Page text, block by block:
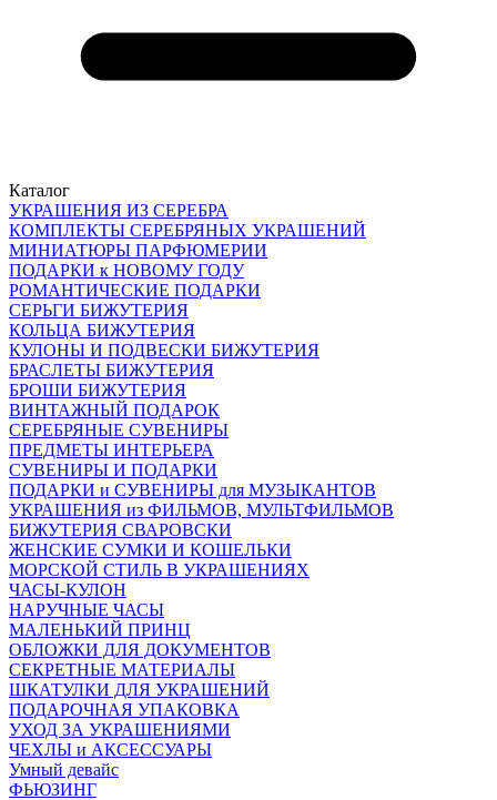
Каталог
УКРАШЕНИЯ ИЗ СЕРЕБРА
КОМПЛЕКТЫ СЕРЕБРЯНЫХ УКРАШЕНИЙ
МИНИАТЮРЫ ПАРФЮМЕРИИ
ПОДАРКИ к НОВОМУ ГОДУ
РОМАНТИЧЕСКИЕ ПОДАРКИ
СЕРЬГИ БИЖУТЕРИЯ
КОЛЬЦА БИЖУТЕРИЯ
КУЛОНЫ И ПОДВЕСКИ БИЖУТЕРИЯ
БРАСЛЕТЫ БИЖУТЕРИЯ
БРОШИ БИЖУТЕРИЯ
ВИНТАЖНЫЙ ПОДАРОК
СЕРЕБРЯНЫЕ СУВЕНИРЫ
ПРЕДМЕТЫ ИНТЕРЬЕРА
СУВЕНИРЫ И ПОДАРКИ
ПОДАРКИ и СУВЕНИРЫ для МУЗЫКАНТОВ
УКРАШЕНИЯ из ФИЛЬМОВ, МУЛЬТФИЛЬМОВ
БИЖУТЕРИЯ СВАРОВСКИ
ЖЕНСКИЕ СУМКИ И КОШЕЛЬКИ
МОРСКОЙ СТИЛЬ В УКРАШЕНИЯХ
ЧАСЫ-КУЛОН
НАРУЧНЫЕ ЧАСЫ
МАЛЕНЬКИЙ ПРИНЦ
ОБЛОЖКИ ДЛЯ ДОКУМЕНТОВ
СЕКРЕТНЫЕ МАТЕРИАЛЫ
ШКАТУЛКИ ДЛЯ УКРАШЕНИЙ
ПОДАРОЧНАЯ УПАКОВКА
УХОД ЗА УКРАШЕНИЯМИ
ЧEХЛЫ и АКСЕССУАРЫ
Умный девайс
ФЬЮЗИНГ